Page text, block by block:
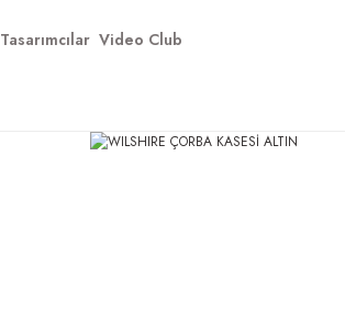
Tasarımcılar Video Club